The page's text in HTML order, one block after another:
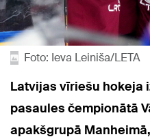
Foto: Ieva Leiniša/LETA
Latvijas vīriešu hokeja
pasaules čempionātā
apakšgrupā